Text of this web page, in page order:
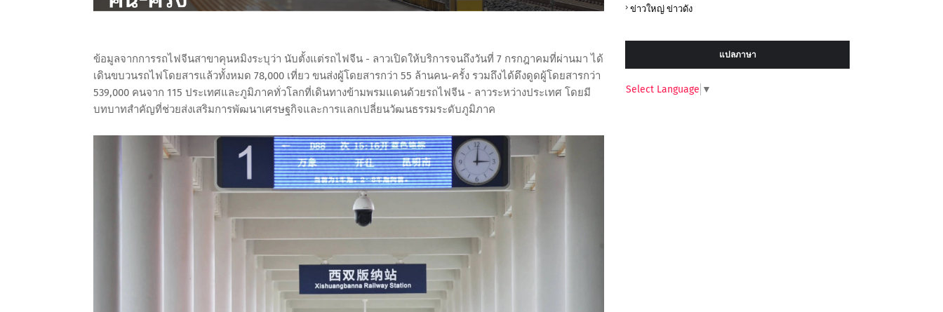
ข้อมูลจากการรถไฟจีนสาขาคุนหมิงระบุว่า นับตั้งแต่รถไฟจีน - ลาวเปิดให้บริการจนถึงวันที่ 7 กรกฎาคมที่ผ่านมา ได้
เดินขบวนรถไฟโดยสารแล้วทั้งหมด 78,000 เที่ยว ขนส่งผู้โดยสารกว่า 55 ล้านคน-ครั้ง รวมถึงได้ดึงดูดผู้โดยสารกว่า
539,000 คนจาก 115 ประเทศและภูมิภาคทั่วโลกที่เดินทางข้ามพรมแดนด้วยรถไฟจีน - ลาวระหว่างประเทศ โดยมี
บทบาทสำคัญที่ช่วยส่งเสริมการพัฒนาเศรษฐกิจและการแลกเปลี่ยนวัฒนธรรมระดับภูมิภาค
ข่าวใหญ่ ข่าวดัง
แปลภาษา
Select Language ▼